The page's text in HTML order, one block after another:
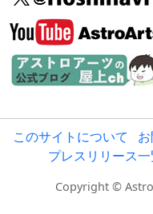
このサイトについて
プレスリリース
Copyright ©